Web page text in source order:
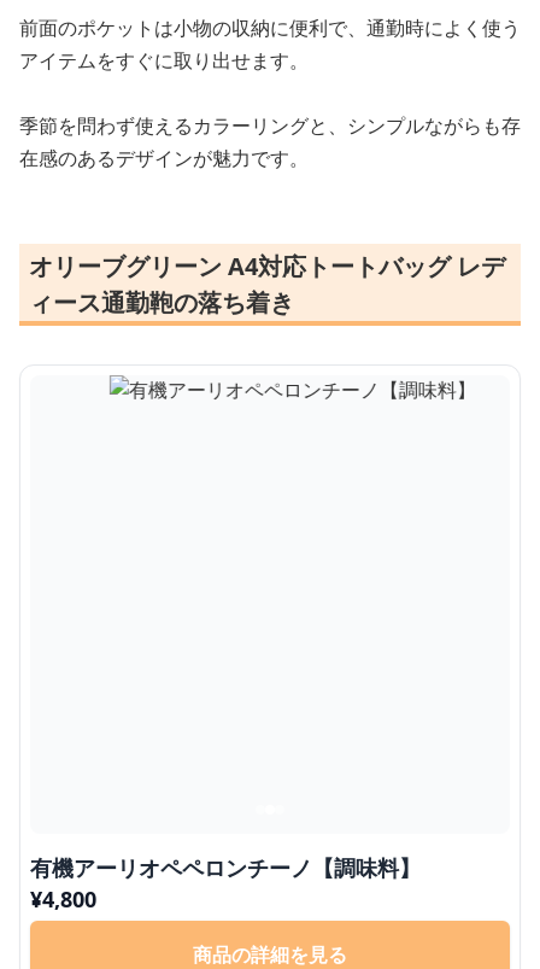
前面のポケットは小物の収納に便利で、通勤時によく使う
アイテムをすぐに取り出せます。
季節を問わず使えるカラーリングと、シンプルながらも存
在感のあるデザインが魅力です。
オリーブグリーン A4対応トートバッグ レデ
ィース通勤鞄の落ち着き
有機アーリオペペロンチーノ【調味料】
¥4,800
商品の詳細を見る